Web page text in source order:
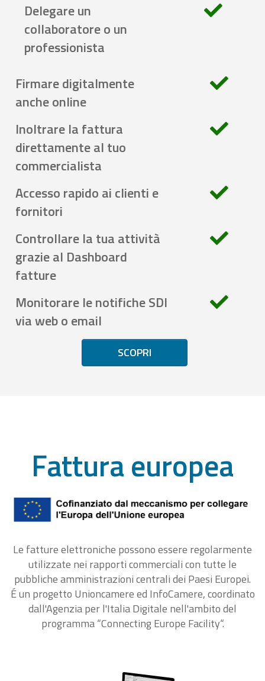
Delegare un
collaboratore o un
professionista
Firmare digitalmente
anche online
Inoltrare la fattura
direttamente al tuo
commercialista
Accesso rapido ai clienti e
fornitori
Controllare la tua attività
grazie al Dashboard
fatture
Monitorare le notifiche SDI
via web o email
SCOPRI
Fattura europea
Le fatture elettroniche possono essere regolarmente
utilizzate nei rapporti commerciali con tutte le
pubbliche amministrazioni centrali dei Paesi Europei.
É un progetto Unioncamere ed InfoCamere, coordinato
dall'Agenzia per l'Italia Digitale nell'ambito del
programma “Connecting Europe Facility“.